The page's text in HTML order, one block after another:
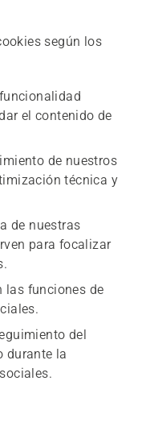
según los
el contenido de
de nuestros
técnica y
de nuestras
para focalizar
las funciones de
del
durante la